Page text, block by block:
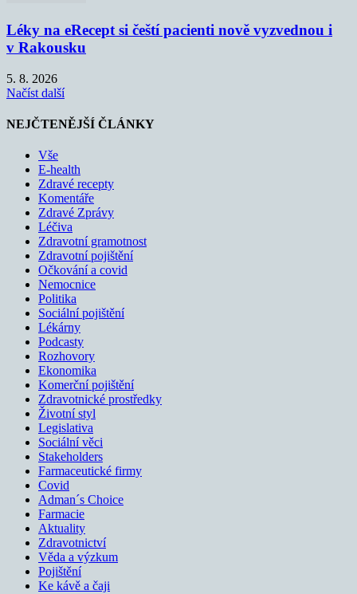
Léky na eRecept si čeští pacienti nově vyzvednou i
v Rakousku
5. 8. 2026
Načíst další
NEJČTENĚJŠÍ ČLÁNKY
Vše
E-health
Zdravé recepty
Komentáře
Zdravé Zprávy
Léčiva
Zdravotní gramotnost
Zdravotní pojištění
Očkování a covid
Nemocnice
Politika
Sociální pojištění
Lékárny
Podcasty
Rozhovory
Ekonomika
Komerční pojištění
Zdravotnické prostředky
Životní styl
Legislativa
Sociální věci
Stakeholders
Farmaceutické firmy
Covid
Adman´s Choice
Farmacie
Aktuality
Zdravotnictví
Věda a výzkum
Pojištění
Ke kávě a čaji